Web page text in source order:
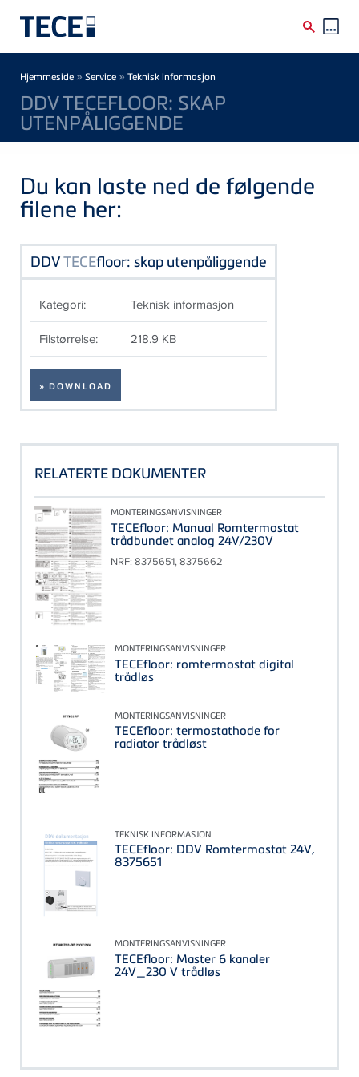
Breadcrumb
Hjemmeside » Service » Teknisk informasjon
DDV TECEFLOOR: SKAP
UTENPÅLIGGENDE
Du kan laste ned de følgende
filene her:
DDVTECEfloor: skap utenpåliggende
Kategori: Teknisk informasjon
Filstørrelse: 218.9 KB
» DOWNLOAD
RELATERTE DOKUMENTER
MONTERINGSANVISNINGER
TECEfloor: Manual Romtermostat
trådbundet analog 24V/230V
NRF: 8375651, 8375662
MONTERINGSANVISNINGER
TECEfloor: romtermostat digital
trådløs
MONTERINGSANVISNINGER
TECEfloor: termostathode for
radiator trådløst
TEKNISK INFORMASJON
TECEfloor: DDV Romtermostat 24V,
8375651
MONTERINGSANVISNINGER
TECEfloor: Master 6 kanaler
24V_230 V trådløs